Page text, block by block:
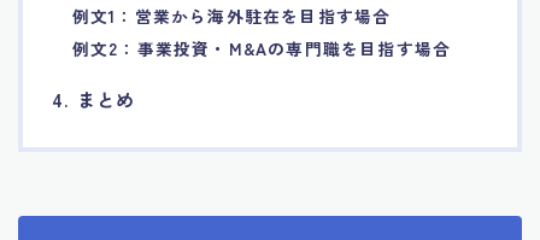
13.キャリアアップする為の戦略
14.エージェント利用者の成功事例集
例文1：営業から海外駐在を目指す場合
例文2：事業投資・M&Aの専門職を目指す場合
4. まとめ